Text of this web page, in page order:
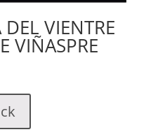
VIENTRE
VIÑASPRE